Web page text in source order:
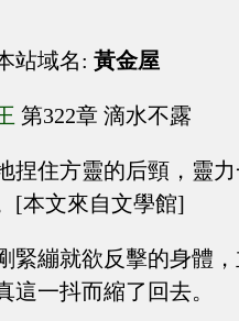
站域名: 黃金屋
第322章 滴水不露
捏住方靈的后頸，靈
[本文來自文學館]
緊繃就欲反擊的身體
這一抖而縮了回去。